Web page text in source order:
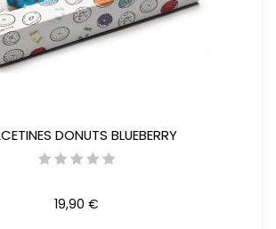
DONUTS BLUEBERRY
19,90 €